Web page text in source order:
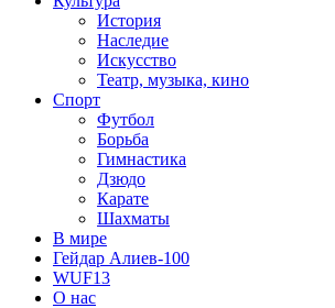
История
Наследие
Искусство
Театр, музыка, кино
Спорт
Футбол
Борьба
Гимнастика
Дзюдо
Карате
Шахматы
В мире
Гейдар Алиев-100
WUF13
О нас